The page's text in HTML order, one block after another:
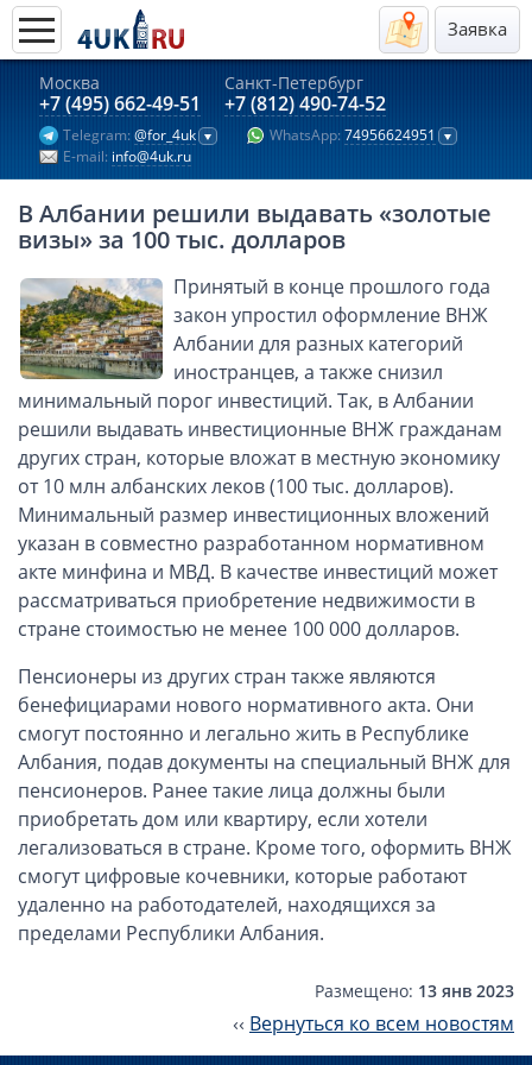
Заявка
Москва
+7 (495) 662-49-51
Санкт-Петербург
+7 (812) 490-74-52
Telegram: @for_4uk WhatsApp: 74956624951
E-mail: info@4uk.ru
Актуальные предложения 2026
Компании в Гонконге
Английские компании LTD
Киргизия (компания и счёт)
Компании в Китае
Kомпания в Канаде с лицензией MSB
Казахстан (компания и счёт)
Открытие счета в банках Казахстана
Платежная система Гонконга
Платежная система Великобритании
Платежная система Маврикия
Платежная система Казахстана
ОАЭ, Дубай (компания и счёт)
ОАЭ, Аджман (компания и счёт)
Оффшоры в Панаме
Турция (компания и счёт)
Счёт и карта в Турции для физлиц
Cчёт в Турции для компании
Счёт и карта в Киргизии для физлиц
Гражданство Вануату
Гражданство Сьерра-Леоне
Европейские и резидентные компании
Ирландские партнерства LP
В Албании решили выдавать «золотые
визы» за 100 тыс. долларов
Принятый в конце прошлого года
закон упростил оформление ВНЖ
Албании для разных категорий
иностранцев, а также снизил
минимальный порог инвестиций. Так, в Албании
решили выдавать инвестиционные ВНЖ гражданам
других стран, которые вложат в местную экономику
от 10 млн албанских леков (100 тыс. долларов).
Минимальный размер инвестиционных вложений
указан в совместно разработанном нормативном
акте минфина и МВД. В качестве инвестиций может
рассматриваться приобретение недвижимости в
стране стоимостью не менее 100 000 долларов.
Пенсионеры из других стран также являются
бенефициарами нового нормативного акта. Они
смогут постоянно и легально жить в Республике
Албания, подав документы на специальный ВНЖ для
пенсионеров. Ранее такие лица должны были
приобретать дом или квартиру, если хотели
легализоваться в стране. Кроме того, оформить ВНЖ
смогут цифровые кочевники, которые работают
удаленно на работодателей, находящихся за
пределами Республики Албания.
Размещено: 13 янв 2023
‹‹ Вернуться ко всем новостям